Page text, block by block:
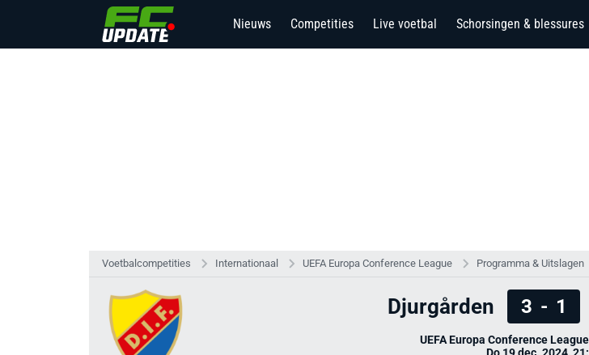
Nieuws Competities Live voetbal Schorsingen & blessures
Voetbalcompetities Internationaal UEFA Europa Conference League Programma & Uitslagen
Djurgården 3 - 1
UEFA Europa Conference League